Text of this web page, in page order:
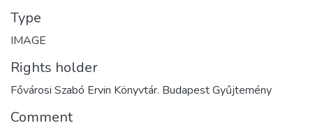
Type
IMAGE
Rights holder
Fővárosi Szabó Ervin Könyvtár. Budapest Gyűjtemény
Comment